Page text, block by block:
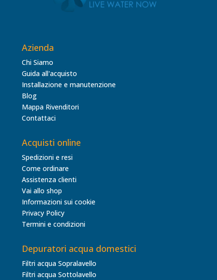
Azienda
Chi Siamo
Guida all'acquisto
Installazione e manutenzione
Blog
Mappa Rivenditori
Contattaci
Acquisti online
Spedizioni e resi
Come ordinare
Assistenza clienti
Vai allo shop
Informazioni sui cookie
Privacy Policy
Termini e condizioni
Depuratori acqua domestici
Filtri acqua Sopralavello
Filtri acqua Sottolavello